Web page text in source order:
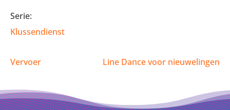
Serie:
Klussendienst
Vervoer Line Dance voor nieuwelingen